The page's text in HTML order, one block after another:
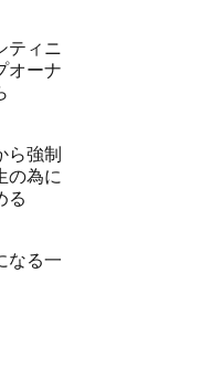
ティニ
オーナ
ら強制
の為に
る
なる一